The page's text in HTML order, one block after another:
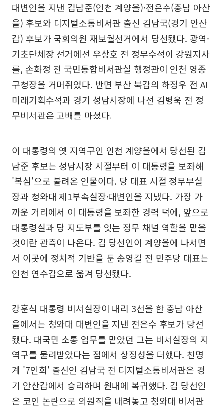
대변인을 지낸 김남준(인천 계양을)·전은수(충남 아산
을) 후보와 디지털소통비서관 출신 김남국(경기 안산
갑) 후보가 국회의원 재보궐선거에서 당선됐다. 광역·
기초단체장 선거에선 우상호 전 정무수석이 강원지사
를, 손화정 전 국민통합비서관실 행정관이 인천 영종
구청장을 거머쥐었다. 반면 부산 북갑의 하정우 전 AI
미래기획수석과 경기 성남시장에 나선 김병욱 전 정
무비서관은 고배를 마셨다.
이 대통령의 옛 지역구인 인천 계양을에서 당선된 김
남준 후보는 성남시장 시절부터 이 대통령을 보좌해
'복심'으로 불려온 인물이다. 당 대표 시절 정무부실
장과 청와대 제1부속실장·대변인을 지냈다. 가장 가
까운 거리에서 이 대통령을 보좌한 경력 덕에, 앞으로
대통령실과 당 지도부를 잇는 정무 채널 역할을 맡을
것이란 관측이 나온다. 김 당선인이 계양을에 나서면
서 이곳에 정치적 기반을 둔 송영길 전 민주당 대표는
인천 연수갑으로 옮겨 당선됐다.
강훈식 대통령 비서실장이 내리 3선을 한 충남 아산
을에서는 청와대 대변인을 지낸 전은수 후보가 당선
됐다. 대국민 소통 업무를 맡았던 그는 비서실장의 지
역구를 물려받았다는 점에서 상징성을 더했다. 친명
계 '7인회' 출신인 김남국 전 디지털소통비서관은 경
기 안산갑에서 승리하며 원내에 복귀했다. 김 당선인
은 코인 논란으로 의원직을 내려놓고 청와대 비서관